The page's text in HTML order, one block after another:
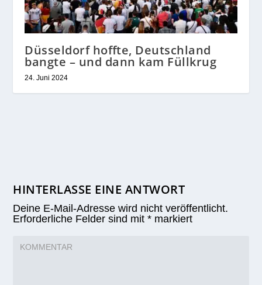
Düsseldorf hoffte, Deutschland
bangte – und dann kam Füllkrug
24. Juni 2024
HINTERLASSE EINE ANTWORT
Deine E-Mail-Adresse wird nicht veröffentlicht.
Erforderliche Felder sind mit* markiert